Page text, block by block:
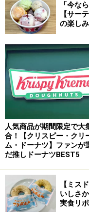
「今な
【サー
の楽し
人気商品が期間限定で大
合！【クリスピー・クリ
ム・ドーナツ】ファンが
だ推しドーナツBEST5
【ミス
いしさ
実食リポ